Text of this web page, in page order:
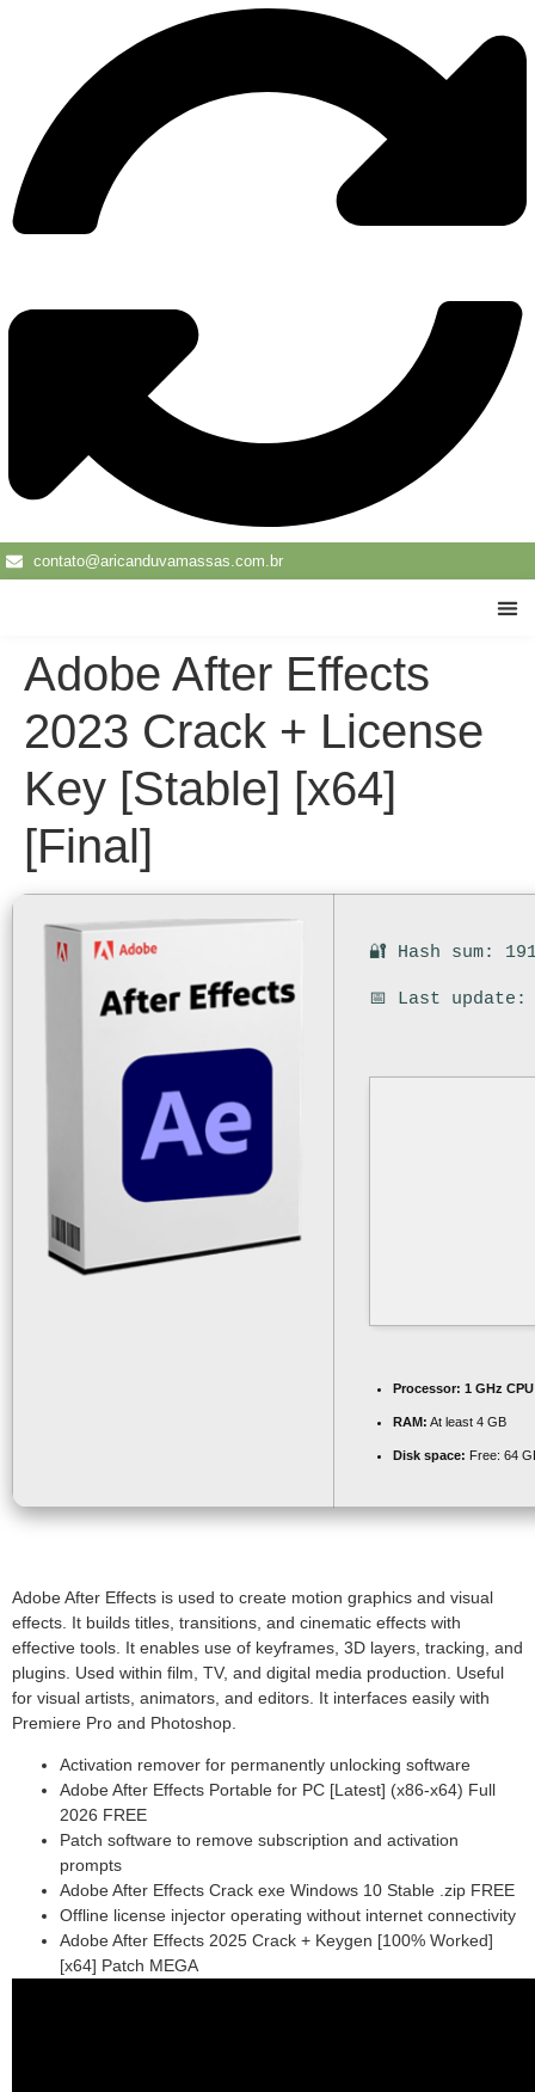
contato@aricanduvamassas.com.br
Adobe After Effects
2023 Crack + License
Key [Stable] [x64]
[Final]
🔐 Hash sum:
📅 Last update:
Processor: 1 GHz
RAM: At least 4 GB
Disk space: Free: 64
Adobe After Effects is used to create motion graphics and visual
effects. It builds titles, transitions, and cinematic effects with
effective tools. It enables use of keyframes, 3D layers, tracking, and
plugins. Used within film, TV, and digital media production. Useful
for visual artists, animators, and editors. It interfaces easily with
Premiere Pro and Photoshop.
Activation remover for permanently unlocking software
Adobe After Effects Portable for PC [Latest] (x86-x64) Full
2026 FREE
Patch software to remove subscription and activation
prompts
Adobe After Effects Crack exe Windows 10 Stable .zip FREE
Offline license injector operating without internet connectivity
Adobe After Effects 2025 Crack + Keygen [100% Worked]
[x64] Patch MEGA